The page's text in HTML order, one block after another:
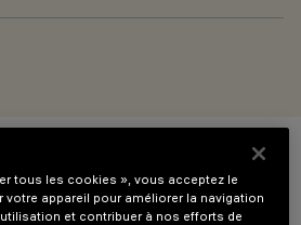
tous les cookies », vous acceptez le
appareil pour améliorer la navigation
et contribuer à nos efforts de